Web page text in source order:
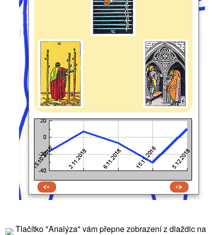
Tlačítko "Analýza" vám přepne zobrazení z dlaždic na